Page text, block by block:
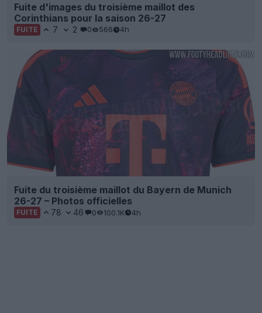
Fuite d'images du troisième maillot des
Corinthians pour la saison 26-27
FUITE 7 2 0 566 4h
Fuite du troisième maillot du Bayern de Munich
26-27 – Photos officielles
FUITE 78 46 0 100.1K 4h